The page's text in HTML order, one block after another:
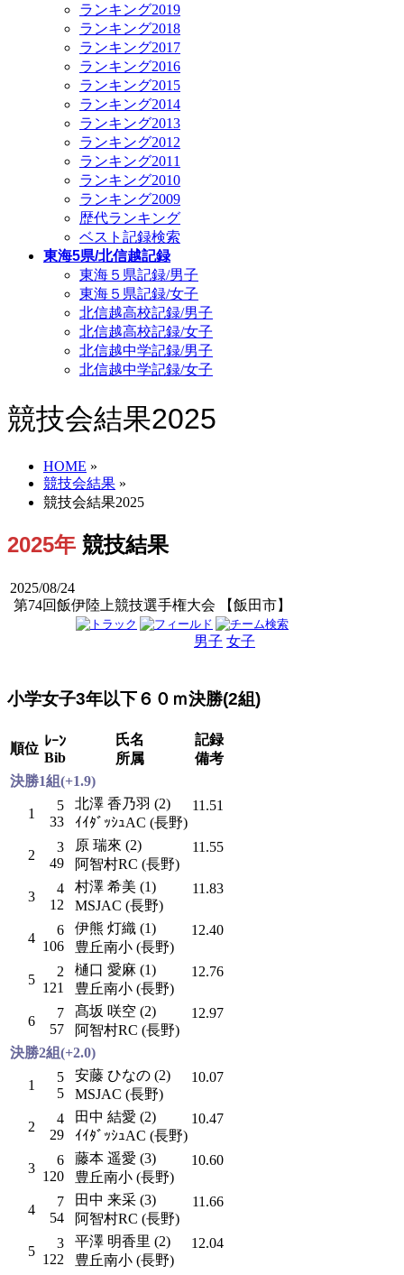
ランキング2019
ランキング2018
ランキング2017
ランキング2016
ランキング2015
ランキング2014
ランキング2013
ランキング2012
ランキング2011
ランキング2010
ランキング2009
歴代ランキング
ベスト記録検索
東海5県/北信越記録
東海５県記録/男子
東海５県記録/女子
北信越高校記録/男子
北信越高校記録/女子
北信越中学記録/男子
北信越中学記録/女子
競技会結果2025
HOME »
競技会結果 »
競技会結果2025
2025年 競技結果
2025/08/24
第74回飯伊陸上競技選手権大会 【飯田市】
男子 女子
小学女子3年以下６０ｍ決勝(2組)
順位 ﾚｰﾝ
Bib
氏名
所属
記録
備考
決勝1組(+1.9)
1
5
33
北澤 香乃羽 (2)
ｲｲﾀﾞｯｼｭAC (長野)
11.51
2
3
49
原 瑞來 (2)
阿智村RC (長野)
11.55
3
4
12
村澤 希美 (1)
MSJAC (長野)
11.83
4
6
106
伊熊 灯織 (1)
豊丘南小 (長野)
12.40
5
2
121
樋口 愛麻 (1)
豊丘南小 (長野)
12.76
6
7
57
髙坂 咲空 (2)
阿智村RC (長野)
12.97
決勝2組(+2.0)
1
5
5
安藤 ひなの (2)
MSJAC (長野)
10.07
2
4
29
田中 結愛 (2)
ｲｲﾀﾞｯｼｭAC (長野)
10.47
3
6
120
藤本 遥愛 (3)
豊丘南小 (長野)
10.60
4
7
54
田中 来采 (3)
阿智村RC (長野)
11.66
5
3
122
平澤 明香里 (2)
豊丘南小 (長野)
12.04